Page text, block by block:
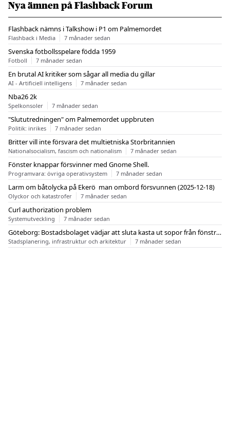
Nya ämnen på Flashback Forum
Flashback nämns i Talkshow i P1 om Palmemordet
Flashback i Media 7 månader sedan
Svenska fotbollsspelare födda 1959
Fotboll 7 månader sedan
En brutal AI kritiker som sågar all media du gillar
AI - Artificiell intelligens 7 månader sedan
Nba26 2k
Spelkonsoler 7 månader sedan
"Slututredningen" om Palmemordet uppbruten
Politik: inrikes 7 månader sedan
Britter vill inte försvara det multietniska Storbritannien
Nationalsocialism, fascism och nationalism 7 månader sedan
Fönster knappar försvinner med Gnome Shell.
Programvara: övriga operativsystem 7 månader sedan
Larm om båtolycka på Ekerö  man ombord försvunnen (2025-12-18)
Olyckor och katastrofer 7 månader sedan
Curl authorization problem
Systemutveckling 7 månader sedan
Göteborg: Bostadsbolaget vädjar att sluta kasta ut sopor från fönstren
Stadsplanering, infrastruktur och arkitektur 7 månader sedan